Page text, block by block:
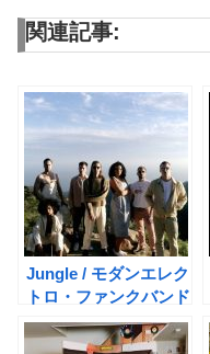
関連記事:
Jungle / モダンエレク
トロ・ファンクバンド
の雄